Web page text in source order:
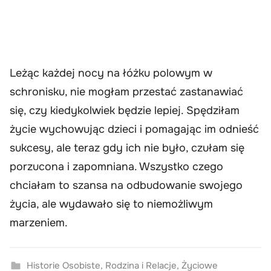
Leżąc każdej nocy na łóżku polowym w
schronisku, nie mogłam przestać zastanawiać
się, czy kiedykolwiek będzie lepiej. Spędziłam
życie wychowując dzieci i pomagając im odnieść
sukcesy, ale teraz gdy ich nie było, czułam się
porzucona i zapomniana. Wszystko czego
chciałam to szansa na odbudowanie swojego
życia, ale wydawało się to niemożliwym
marzeniem.
Historie Osobiste, Rodzina i Relacje, Życiowe